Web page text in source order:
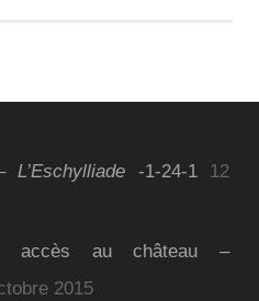
–L’Eschylliade -1-24-1
12
accès au château –
2015